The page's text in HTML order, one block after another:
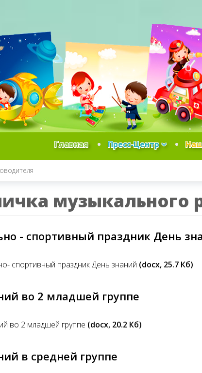
Главная Пресс-Центр
музыкального
- спортивный праздник День
спортивный праздник День знаний (docx, 25.7 Кб)
во 2 младшей группе
во 2 младшей группе (docx, 20.2 Кб)
в средней группе